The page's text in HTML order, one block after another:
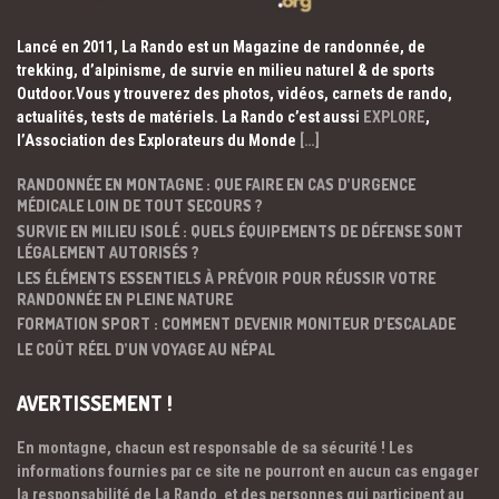
Lancé en 2011, La Rando est un Magazine de randonnée, de
trekking, d’alpinisme, de survie en milieu naturel & de sports
Outdoor.Vous y trouverez des photos, vidéos, carnets de rando,
actualités, tests de matériels. La Rando c’est aussi EXPLORE,
l’Association des Explorateurs du Monde […]
RANDONNÉE EN MONTAGNE : QUE FAIRE EN CAS D’URGENCE
MÉDICALE LOIN DE TOUT SECOURS ?
SURVIE EN MILIEU ISOLÉ : QUELS ÉQUIPEMENTS DE DÉFENSE SONT
LÉGALEMENT AUTORISÉS ?
LES ÉLÉMENTS ESSENTIELS À PRÉVOIR POUR RÉUSSIR VOTRE
RANDONNÉE EN PLEINE NATURE
FORMATION SPORT : COMMENT DEVENIR MONITEUR D’ESCALADE
LE COÛT RÉEL D’UN VOYAGE AU NÉPAL
AVERTISSEMENT !
En montagne, chacun est responsable de sa sécurité ! Les
informations fournies par ce site ne pourront en aucun cas engager
la responsabilité de La Rando et des personnes qui participent au